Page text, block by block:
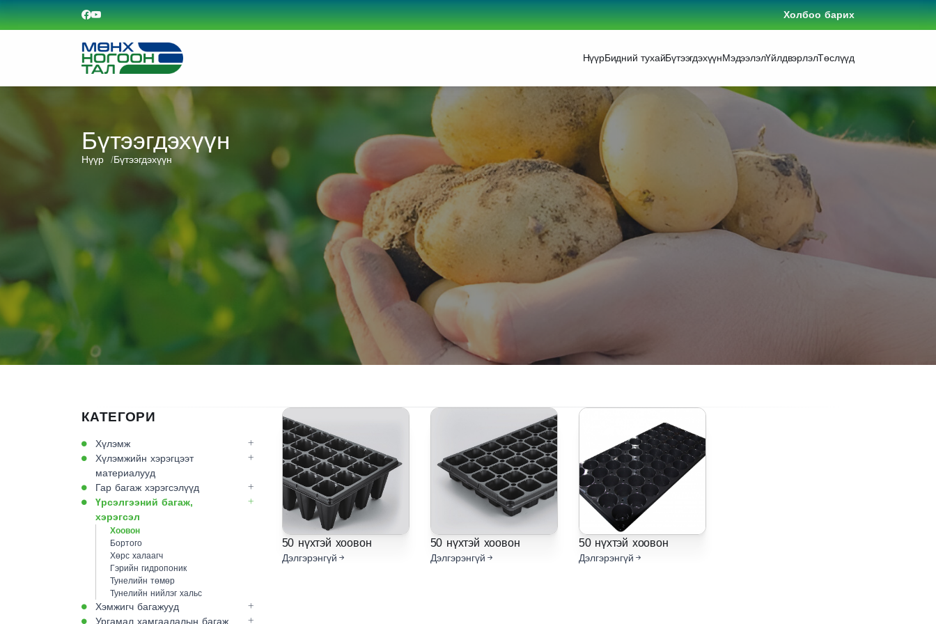
Холбоо барих
НүүрБидний тухайБүтээгдэхүүнМэдээлэлҮйлдвэрлэлТөслүүд
Бүтээгдэхүүн
Нүүр Бүтээгдэхүүн
КАТЕГОРИ
Хүлэмж
Хүлэмжийн хэрэгцээт
материалууд
Гар багаж хэрэгсэлүүд
Үрсэлгээний багаж,
хэрэгсэл
Хоовон
Бортого
Хөрс халаагч
Гэрийн гидропоник
Тунелийн төмөр
Тунелийн нийлэг хальс
Хэмжигч багажууд
Ургамал хамгаалалын багаж,
50 нүхтэй хоовон
Дэлгэрэнгүй
50 нүхтэй хоовон
Дэлгэрэнгүй
50 нүхтэй хоовон
Дэлгэрэнгүй